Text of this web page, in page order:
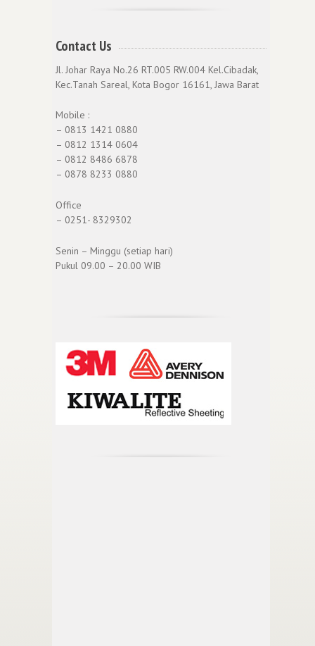
Contact Us
Jl. Johar Raya No.26 RT.005 RW.004 Kel.Cibadak,
Kec.Tanah Sareal, Kota Bogor 16161, Jawa Barat
Mobile :
– 0813 1421 0880
– 0812 1314 0604
– 0812 8486 6878
– 0878 8233 0880
Office
– 0251- 8329302
Senin – Minggu (setiap hari)
Pukul 09.00 – 20.00 WIB